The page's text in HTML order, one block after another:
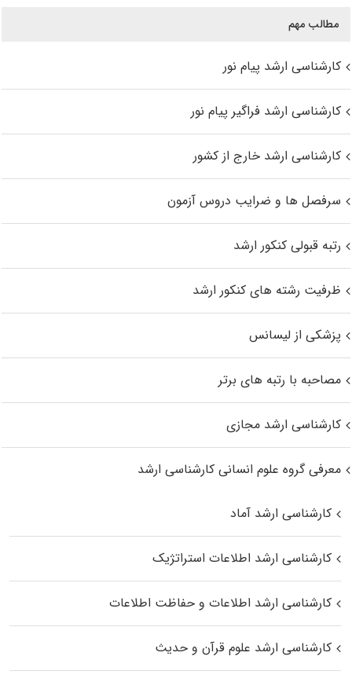
مطالب مهم
کارشناسی ارشد پیام نور
کارشناسی ارشد فراگیر پیام نور
کارشناسی ارشد خارج از کشور
سرفصل ها و ضرایب دروس آزمون
رتبه قبولی کنکور ارشد
ظرفیت رشته های کنکور ارشد
پزشکی از لیسانس
مصاحبه با رتبه های برتر
کارشناسی ارشد مجازی
معرفی گروه علوم انسانی کارشناسی ارشد
کارشناسی ارشد آماد
کارشناسی ارشد اطلاعات استراتژیک
کارشناسی ارشد اطلاعات و حفاظت اطلاعات
کارشناسی ارشد علوم قرآن و حدیث